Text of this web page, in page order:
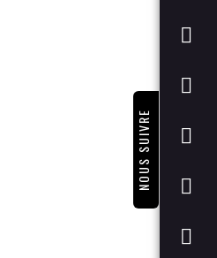
NOUS SUIVRE